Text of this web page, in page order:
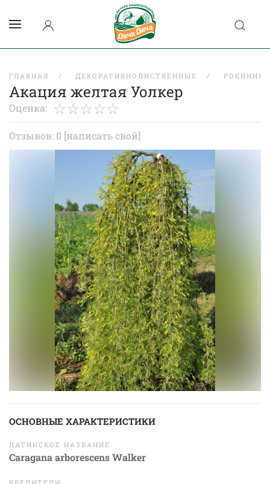
ГЛАВНАЯ ДЕКОРАТИВНОЛИСТВЕННЫЕ РОБИНИЯ
Акация желтая Уолкер
Оценка:
Отзывов: 0 [написать свой]
ОСНОВНЫЕ ХАРАКТЕРИСТИКИ
ЛАТИНСКОЕ НАЗВАНИЕ
Caragana arborescens Walker